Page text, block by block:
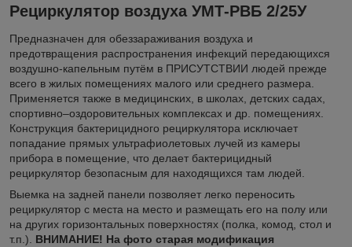
Рециркулятор воздуха УМТ-РВБ 2/25У
Предназначен для обеззараживания воздуха и
предотвращения распространения инфекций передающихся
воздушно-капельным путём в ПРИСУТСТВИИ людей прежде
всего в жилых помещениях малого или среднего размера.
Применяется также в медицинских, в школах, детских садах,
спортивно–оздоровительных комплексах и др. помещениях.
Конструкция бактерицидного рециркулятора исключает
попадание прямых ультрафиолетовых лучей из камеры
прибора в помещение, что делает бактерицидный
рециркулятор безопасным для находящихся там людей.
Выемка на задней панели позволяет легко переносить
рециркулятор с места на место и размещать его на полу или
на других горизонтальных поверхностях (полка, комод, стол и
т.п.). ВНИМАНИЕ! На фото старая модификация